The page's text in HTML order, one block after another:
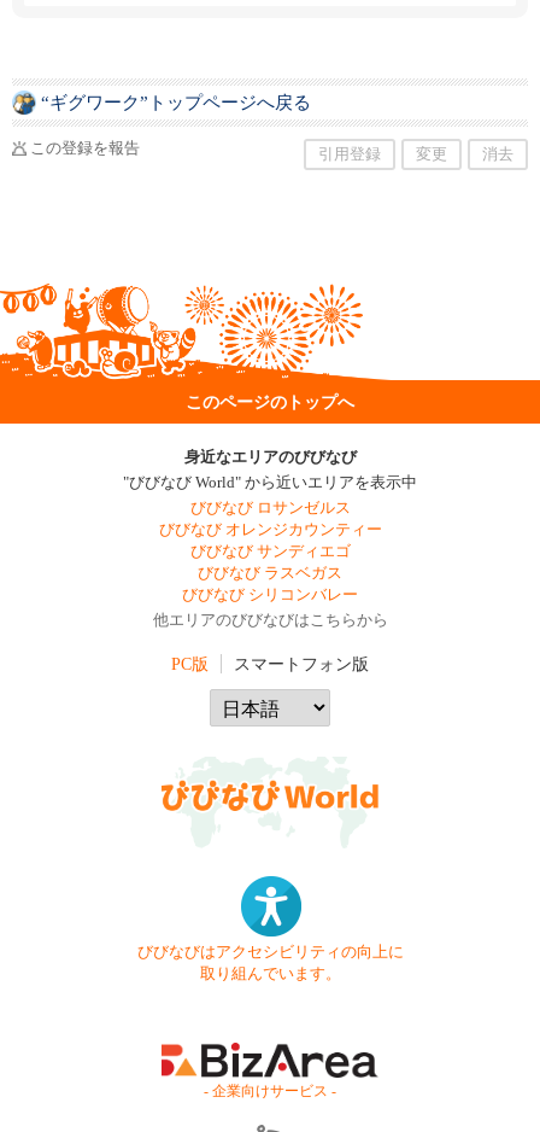
“ギグワーク”トップページへ戻る
この登録を報告 引用登録 変更 消去
このページのトップへ
身近なエリアのびびなび
"びびなび World" から近いエリアを表示中
びびなび ロサンゼルス
びびなび オレンジカウンティー
びびなび サンディエゴ
びびなび ラスベガス
びびなび シリコンバレー
他エリアのびびなびはこちらから
PC版 スマートフォン版
びびなびはアクセシビリティの向上に
取り組んでいます。
- 企業向けサービス -